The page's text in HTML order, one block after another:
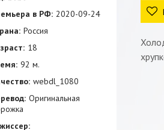
в РФ: 2020-09-24
Россия
18
92 м.
webdl_1080
Оригинальная